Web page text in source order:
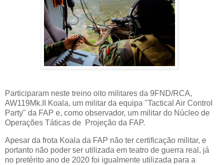
Participaram neste treino oito militares da 9FND/RCA,
AW119Mk.II Koala, um militar da equipa "Tactical Air Control
Party" da FAP e, como observador, um militar do Núcleo de
Operações Táticas de Projeção da FAP.
Apesar da frota Koala da FAP não ter certificação militar, e
portanto não poder ser utilizada em teatro de guerra real, já
no pretérito ano de 2020 foi igualmente utilizada para a